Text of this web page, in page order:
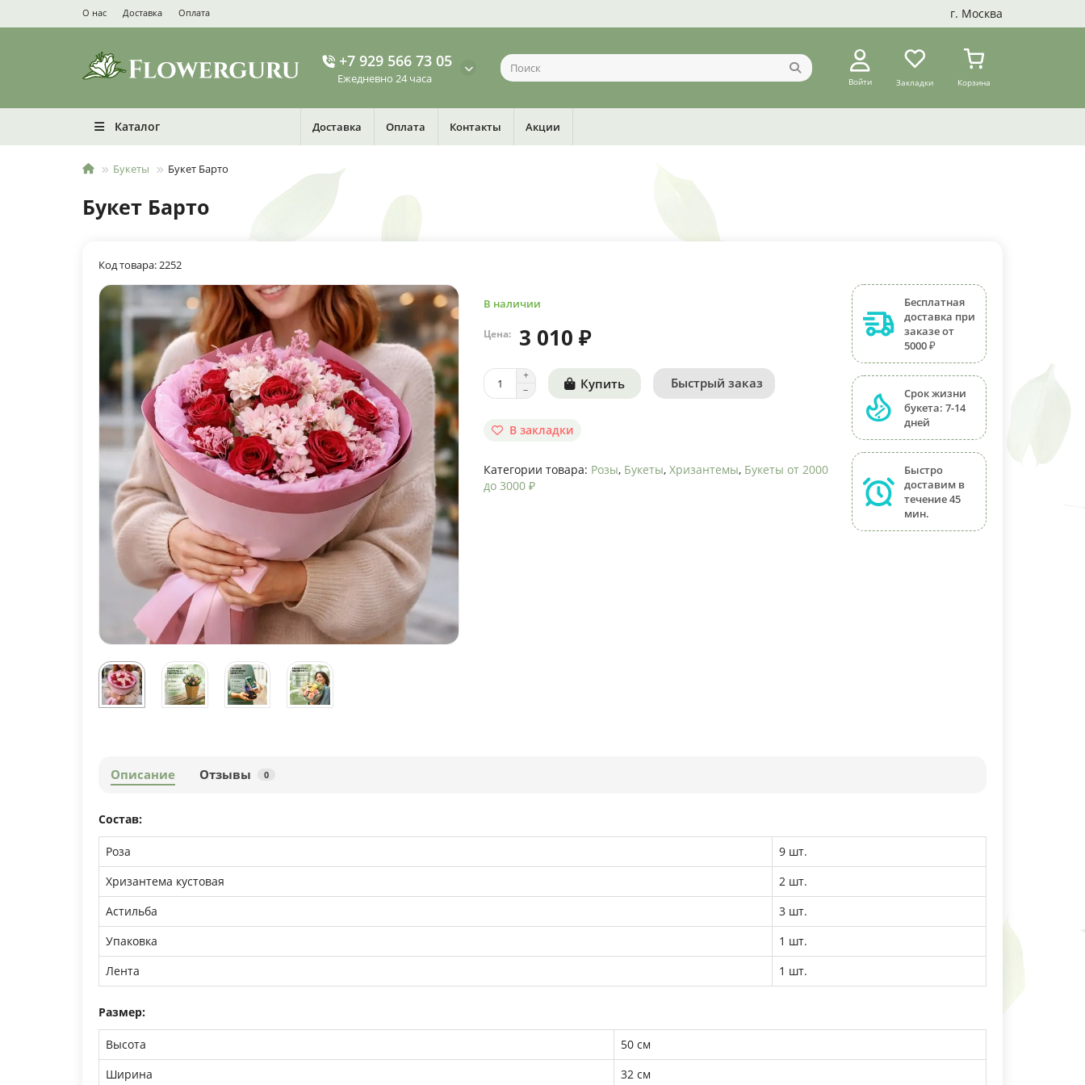
О нас Доставка Оплата г. Москва
+7 929 566 73 05
Ежедневно 24 часа Войти Закладки Корзина
Каталог Доставка Оплата Контакты Акции
Букеты Букет Барто
Букет Барто
Код товара: 2252
В наличии
Цена: 3 010 ₽
Купить Быстрый заказ
В закладки
Категории товара: Розы, Букеты, Хризантемы, Букеты от 2000
до 3000 ₽
Бесплатная
доставка при
заказе от
5000 ₽
Срок жизни
букета: 7-14
дней
Быстро
доставим в
течение 45
мин.
Описание Отзывы 0
Состав:
Роза
9 шт.
Хризантема кустовая
2 шт.
Астильба
3 шт.
Упаковка
1 шт.
Лента
1 шт.
Размер:
Высота
50 см
Ширина
32 см